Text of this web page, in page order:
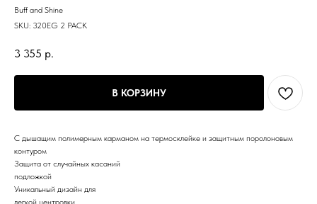
Buff and Shine
SKU: 320EG 2 PACK
3 355 р.
В КОРЗИНУ
С дышащим полимерным карманом на термосклейке и защитным поролоновым
контуром
Защита от случайных касаний
подложкой
Уникальный дизайн для
легкой центровки